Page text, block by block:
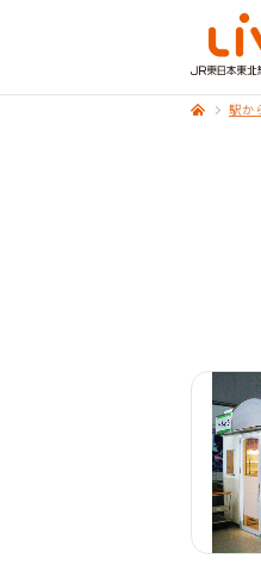
駅か